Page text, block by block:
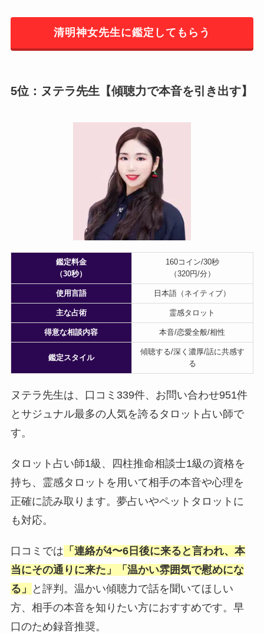
清明神女先生に鑑定してもらう
5位：ヌテラ先生【傾聴力で本音を引き出す】
鑑定料金
（30秒）
160コイン/30秒
（320円/分）
使用言語 日本語（ネイティブ）
主な占術 霊感タロット
得意な相談内容 本音/恋愛全般/相性
鑑定スタイル
傾聴する/深く濃厚/話に共感す
る
ヌテラ先生は、口コミ339件、お問い合わせ951件
とサジュナル最多の人気を誇るタロット占い師で
す。
タロット占い師1級、四柱推命相談士1級の資格を
持ち、霊感タロットを用いて相手の本音や心理を
正確に読み取ります。夢占いやペットタロットに
も対応。
口コミでは 「連絡が4〜6日後に来ると言われ、本
当にその通りに来た」「温かい雰囲気で慰めにな
る」
と評判。温かい傾聴力で話を聞いてほしい
方、相手の本音を知りたい方におすすめです。早
口のため録音推奨。